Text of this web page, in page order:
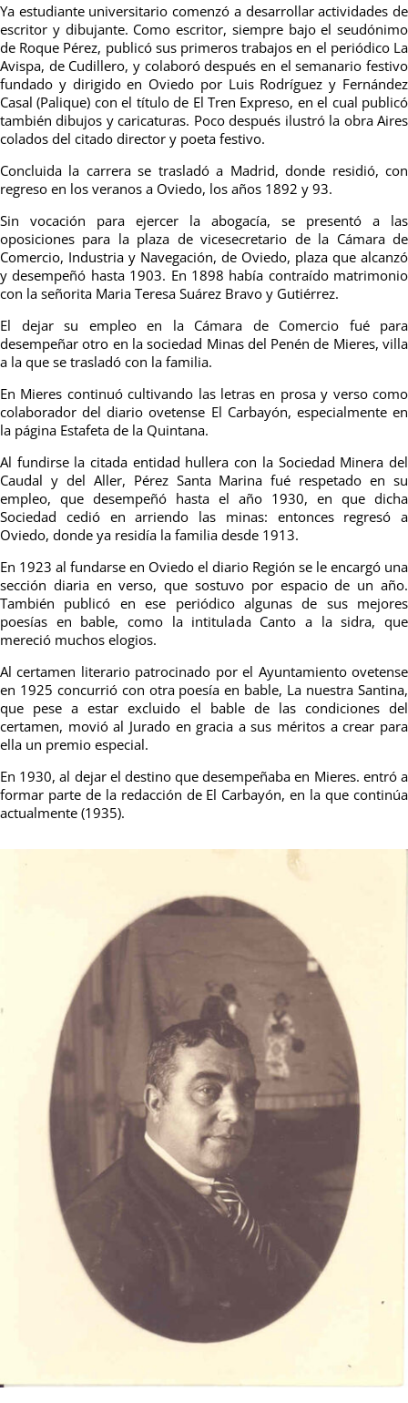
Ya estudiante universitario comenzó a desarrollar actividades de
escritor y dibujante. Como escritor, siempre bajo el seudónimo
de Roque Pérez, publicó sus primeros trabajos en el periódico La
Avispa, de Cudillero, y colaboró después en el semanario festivo
fundado y dirigido en Oviedo por Luis Rodríguez y Fernández
Casal (Palique) con el título de El Tren Expreso, en el cual publicó
también dibujos y caricaturas. Poco después ilustró la obra Aires
colados del citado director y poeta festivo.
Concluida la carrera se trasladó a Madrid, donde residió, con
regreso en los veranos a Oviedo, los años 1892 y 93.
Sin vocación para ejercer la abogacía, se presentó a las
oposiciones para la plaza de vicesecretario de la Cámara de
Comercio, Industria y Navegación, de Oviedo, plaza que alcanzó
y desempeñó hasta 1903. En 1898 había contraído matrimonio
con la señorita Maria Teresa Suárez Bravo y Gutiérrez.
El dejar su empleo en la Cámara de Comercio fué para
desempeñar otro en la sociedad Minas del Penén de Mieres, villa
a la que se trasladó con la familia.
En Mieres continuó cultivando las letras en prosa y verso como
colaborador del diario ovetense El Carbayón, especialmente en
la página Estafeta de la Quintana.
Al fundirse la citada entidad hullera con la Sociedad Minera del
Caudal y del Aller, Pérez Santa Marina fué respetado en su
empleo, que desempeñó hasta el año 1930, en que dicha
Sociedad cedió en arriendo las minas: entonces regresó a
Oviedo, donde ya residía la familia desde 1913.
En 1923 al fundarse en Oviedo el diario Región se le encargó una
sección diaria en verso, que sostuvo por espacio de un año.
También publicó en ese periódico algunas de sus mejores
poesías en bable, como la intitulada Canto a la sidra, que
mereció muchos elogios.
Al certamen literario patrocinado por el Ayuntamiento ovetense
en 1925 concurrió con otra poesía en bable, La nuestra Santina,
que pese a estar excluido el bable de las condiciones del
certamen, movió al Jurado en gracia a sus méritos a crear para
ella un premio especial.
En 1930, al dejar el destino que desempeñaba en Mieres. entró a
formar parte de la redacción de El Carbayón, en la que continúa
actualmente (1935).